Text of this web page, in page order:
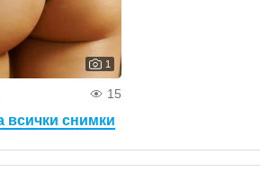
1
15
всички снимки